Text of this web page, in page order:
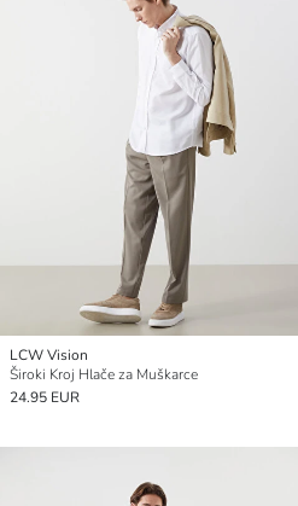
LCW Vision
Široki Kroj Hlače za Muškarce
24.95 EUR